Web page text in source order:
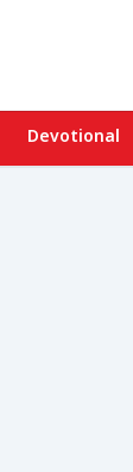
Devotional